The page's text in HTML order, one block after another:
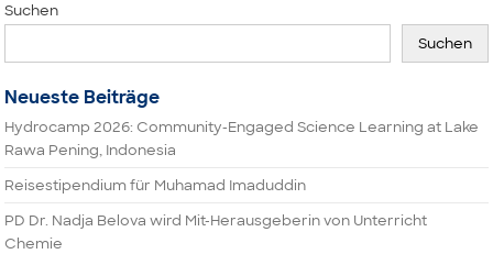
Suchen
Suchen
Neueste Beiträge
Hydrocamp 2026: Community-Engaged Science Learning at Lake
Rawa Pening, Indonesia
Reisestipendium für Muhamad Imaduddin
PD Dr. Nadja Belova wird Mit-Herausgeberin von Unterricht
Chemie